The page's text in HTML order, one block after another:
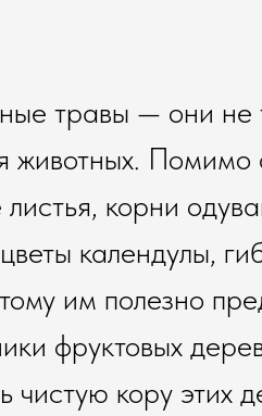
травы — они не
животных.
корни
календулы,
им полезно
фруктовых
кору этих